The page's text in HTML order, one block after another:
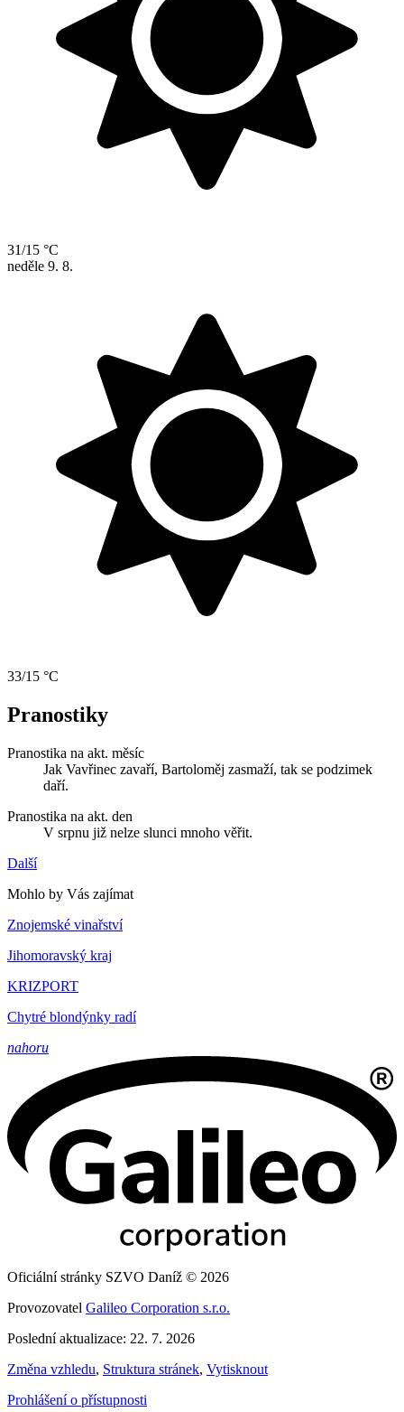
31/15 °C
neděle 9. 8.
33/15 °C
Pranostiky
Pranostika na akt. měsíc
Jak Vavřinec zavaří, Bartoloměj zasmaží, tak se podzimek
daří.
Pranostika na akt. den
V srpnu již nelze slunci mnoho věřit.
Další
Mohlo by Vás zajímat
Znojemské vinařství
Jihomoravský kraj
KRIZPORT
Chytré blondýnky radí
nahoru
Oficiální stránky SZVO Daníž © 2026
Provozovatel Galileo Corporation s.r.o.
Poslední aktualizace: 22. 7. 2026
Změna vzhledu, Struktura stránek, Vytisknout
Prohlášení o přístupnosti